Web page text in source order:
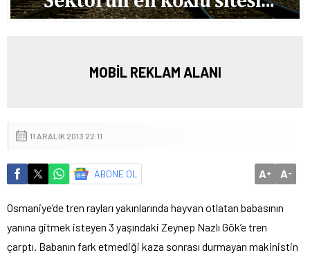
MOBİL REKLAM ALANI
11 ARALIK 2013 22:11
ABONE OL A+ A-
Osmaniye’de tren rayları yakınlarında hayvan otlatan babasının
yanına gitmek isteyen 3 yaşındaki Zeynep Nazlı Gök’e tren
çarptı. Babanın fark etmediği kaza sonrası durmayan makinistin